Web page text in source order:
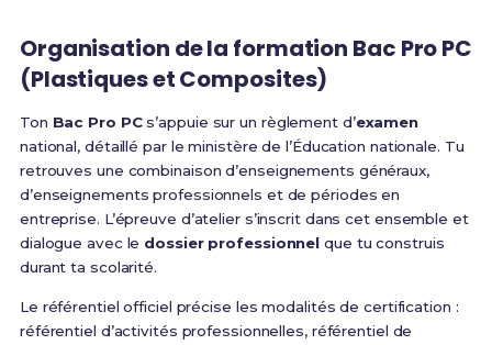
Organisation de la formation Bac Pro PC
(Plastiques et Composites)
Ton Bac Pro PCs’appuie sur un règlement d’examen
national, détaillé par le ministère de l’Éducation nationale. Tu
retrouves une combinaison d’enseignements généraux,
d’enseignements professionnels et de périodes en
entreprise. L’épreuve d’atelier s’inscrit dans cet ensemble et
dialogue avec le dossier professionnel que tu construis
durant ta scolarité.
Le référentiel officiel précise les modalités de certification :
référentiel d’activités professionnelles, référentiel de